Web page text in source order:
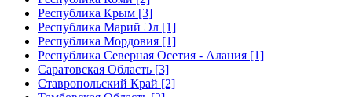
Республика Крым [3]
Республика Марий Эл [1]
Республика Мордовия [1]
Республика Северная Осетия - Алания [1]
Саратовская Область [3]
Ставропольский Край [2]